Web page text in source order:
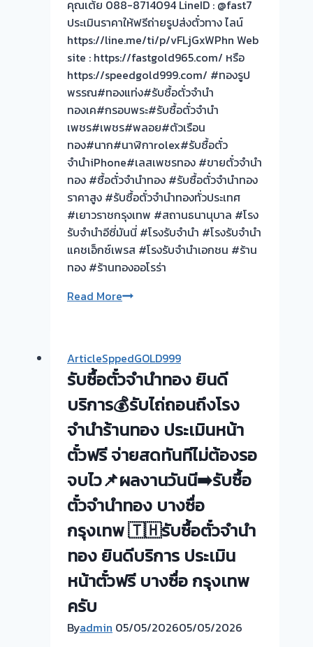
ขอบคุณ
ลูกค้า
ย่าน
รับ
ซื้อ
ตั่ว
จำนำ
ทอง
ปทุมวัน
กรุงเทพ
ครับ⭐
คุณเต้ย 088-8714094 LineID : @fast7
ประเมินราคาให้ฟรีถ่ายรูปส่งตั๋วทาง ไลน์
https://line.me/ti/p/vFLjGxWPhn Web
site : https://fastgold965.com/ หรือ
https://speedgold999.com/ #ทองรูป
พรรณ#ทองแท่ง#รับซื้อตั๋วจำนำ
ทองเค#กรอบพระ#รับซื้อตั๋วจำนำ
เพชร#เพชร#พลอย#ตัวเรือน
ทอง#นาก#นาฬิกาrolex#รับซื้อตั๋ว
จำนำiPhone#เลสเพชรทอง #ขายตั๋วจำนำ
ทอง #ซื้อตั๋วจำนำทอง #รับซื้อตั๋วจำนำทอง
ราคาสูง #รับซื้อตั๋วจำนำทองทั่วประเทศ
#เยาวราชกรุงเทพ #สถานธนานุบาล #โรง
รับจำนำอีซี่มันนี่ #โรงรับจำนำ #โรงรับจำนำ
แคชเอ็กซ์เพรส #โรงรับจำนำเอกชน #ร้าน
ทอง #ร้านทองออโรร่า
Read Moreงาน
บริการ
ลูกค้า
ย่าน
บางเขน
#รับ
ซื้อ
จำนำ
ทอง
ArticleSppedGOLD999
รับซื้อตั๋วจำนำทอง ยินดี
บริการ💰รับไถ่ถอนถึงโรง
จำนำร้านทอง ประเมินหน้า
ตั๋วฟรี จ่ายสดทันทีไม่ต้องรอ
จบไว📌ผลงานวันนี➡️รับซื้อ
ตั๋วจำนำทอง บางซื่อ
กรุงเทพ 🇹🇭รับซื้อตั๋วจำนำ
ทอง ยินดีบริการ ประเมิน
หน้าตั๋วฟรี บางซื่อ กรุงเทพ
ครับ
Byadmin 05/05/202605/05/2026